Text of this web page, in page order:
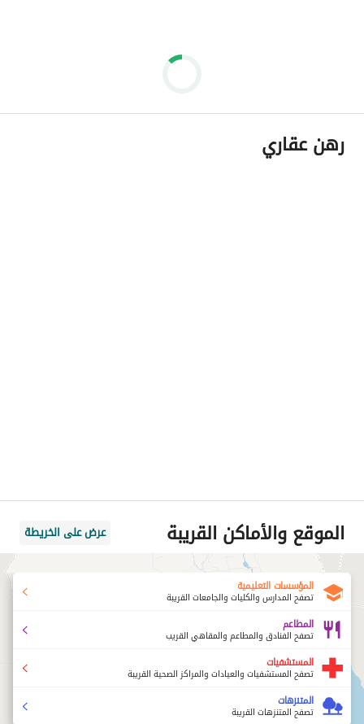
رهن عقاري
الموقع والأماكن القريبة عرض على الخريطة
المؤسسات التعليمية
تصفح المدارس والكليات والجامعات القريبة
المطاعم
تصفح الفنادق والمطاعم والمقاهي القريب
المستشفيات
تصفح المستشفيات والعيادات والمراكز الصحية القريبة
المتنزهات
تصفح المتنزهات القريبة